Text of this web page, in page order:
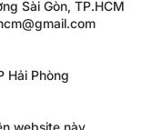
Sài Gòn, TP.HCM
Hải Phòng